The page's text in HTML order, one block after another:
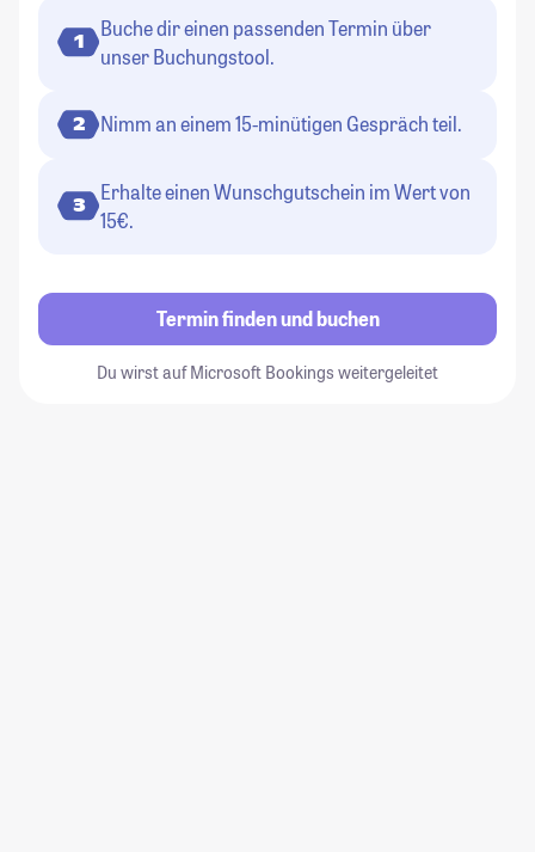
1
Buche dir einen passenden Termin über
unser Buchungstool.
2 Nimm an einem 15-minütigen Gespräch teil.
3
Erhalte einen Wunschgutschein im Wert von
15€.
Termin finden und buchen
Du wirst auf Microsoft Bookings weitergeleitet